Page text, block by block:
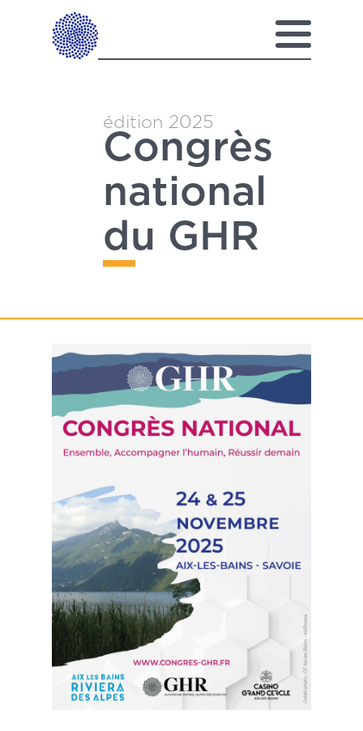
Menu
édition 2025
Congrès
national
du GHR